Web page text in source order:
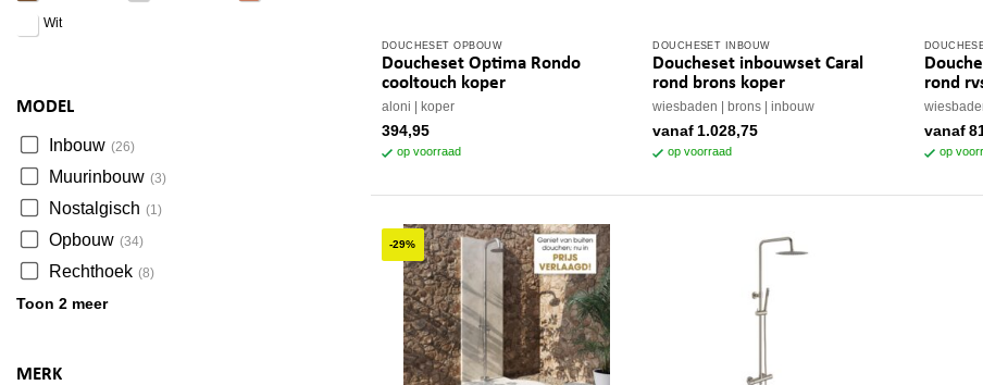
MODEL
Inbouw (26)
Muurinbouw (3)
Nostalgisch (1)
Opbouw (34)
Rechthoek (8)
Toon 2 meer
MERK
DOUCHESET OPBOUW
Doucheset Optima Rondo
cooltouch koper
aloni koper
394,95
op voorraad
DOUCHESET INBOUW
Doucheset inbouwset Caral
rond brons koper
wiesbaden brons inbouw
vanaf 1.028,75
op voorraad
Dit
product
heeft
meerdere
variaties.
optie
rond
vanaf
op
Dit
product
heeft
optie
-29%